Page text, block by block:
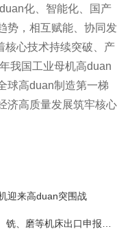
化、智能化、国产
势，相互赋能、协同发
核心技术持续突破、产
我国工业母机高duan
球高duan制造第一梯
济高质量发展筑牢核心
迎来高duan突围战
机床出口申报规则提出新要求